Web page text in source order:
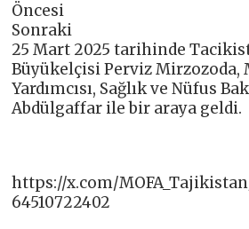
Öncesi
Sonraki
25 Mart 2025 tarihinde
Büyükelçisi Perviz Mirzozoda,
Yardımcısı, Sağlık ve Nüfus
Abdülgaffar ile bir araya geldi.
https://x.com/
64510722402